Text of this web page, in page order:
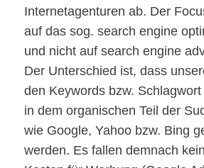
Internetagenturen ab. Der
auf das sog. search engine
und nicht auf search engine
Der Unterschied ist, dass
den Keywords bzw.
in dem organischen Teil der
wie Google, Yahoo bzw. Bing
werden. Es fallen demnach